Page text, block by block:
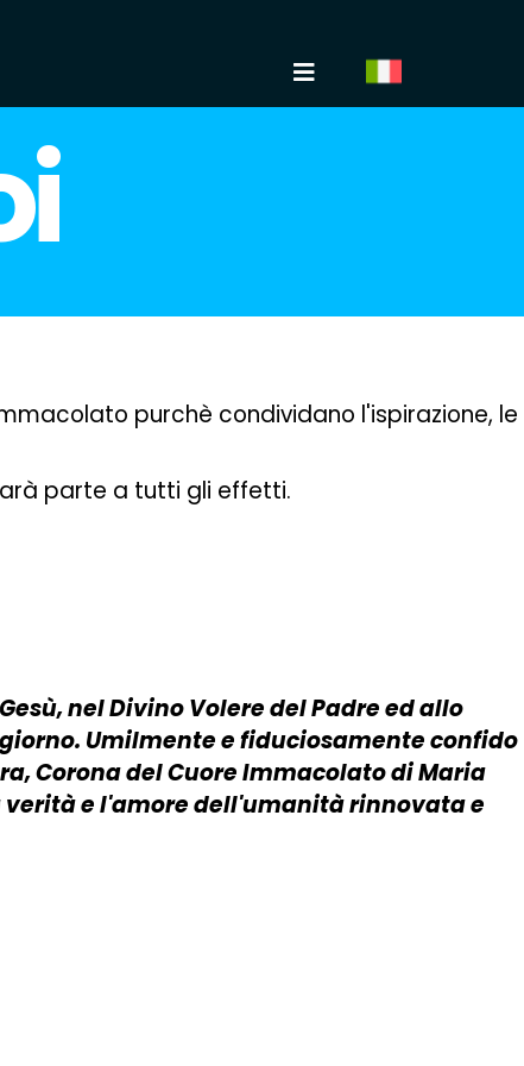
purchè condividano l'ispirazione, le
parte a tutti gli effetti.
nel Divino Volere del Padre ed allo
Umilmente e fiduciosamente confido
Corona del Cuore Immacolato di Maria
verità e l'amore dell'umanità rinnovata e